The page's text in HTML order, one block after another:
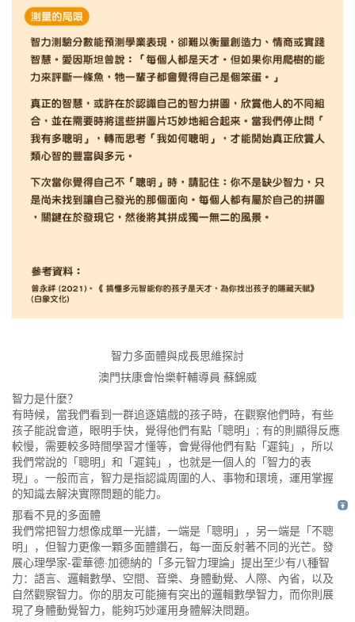
智力多面體與成長思維探討
澳門扶康會怡樂軒輔導員 蘇錦威
智力是什麼？
有時候，當我們看到一群追逐嬉戲的孩子時，在觀察他們時，有些
孩子能說會道，眼明手快，覺得他們有點「聰明」; 有的則顯得反應
較慢，需要較多時間學習才懂等，會覺得他們有點「遲鈍」，所以
我們常說的「聰明」和「遲鈍」，也就是一個人的「智力的表
現」。一般而言，智力是指認識周圍的人、事物和環境，運用掌握
的知識去解決實際問題的能力。
那看不見的多面體
我們常把智力想像成單一光譜，一端是「聰明」，另一端是「不聰
明」，但智力更像一顆多面體鑽石，每一面反射著不同的光芒。發
展心理學家-霍華德·加德納的「多元智力理論」提出至少有八種智
力：語言、邏輯數學、空間、音樂、身體動覺、人際、內省，以及
自然觀察智力。你的朋友可能擁有突出的邏輯數學智力，而你則展
現了身體動覺智力，能夠巧妙運用身體解決問題。